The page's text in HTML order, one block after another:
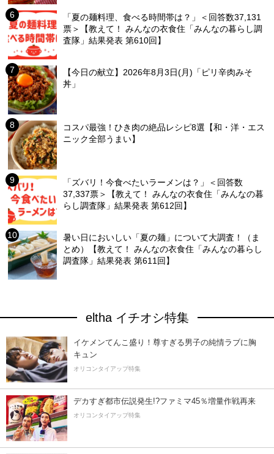
「夏の麺料理、食べる時間帯は？」＜回答数37,131
票＞【教えて！ みんなの衣食住「みんなの暮らし調
査隊」結果発表 第610回】
【今日の献立】2026年8月3日(月)「ピリ辛肉みそ
丼」
コスパ最強！ひき肉の絶品レシピ8選【和・洋・エス
ニック全部うまい】
「ズバリ！今食べたいラーメンは？」＜回答数
37,337票＞【教えて！ みんなの衣食住「みんなの暮
らし調査隊」結果発表 第612回】
暑い日においしい「夏の麺」について大調査！（ま
とめ）【教えて！ みんなの衣食住「みんなの暮らし
調査隊」結果発表 第611回】
eltha イチオシ特集
イケメンてんこ盛り！尊すぎる男子の純情ラブに胸
キュン
オリコンタイアップ特集
デカすぎ都市伝説発生!?ファミマ45％増量作戦再来
オリコンタイアップ特集